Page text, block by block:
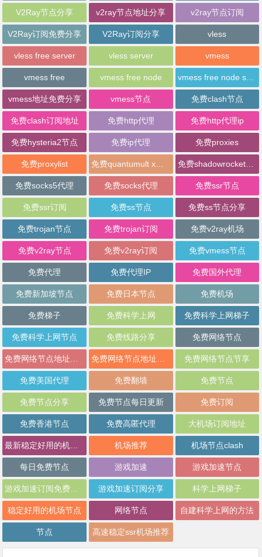
V2Ray节点分享 v2ray节点地址分享 v2ray节点订阅
V2Ray订阅免费分享 V2Ray订阅分享 vless
vless free server vless server vmess
vmess free vmess free node vmess free node sharing
vmess地址免费分享 vmess节点 免费clash节点
免费clash订阅地址 免费http代理 免费http代理ip
免费hysteria2节点 免费ip代理 免费proxies
免费proxylist 免费shadowrocket节点
免费socks5代理 免费socks代理 免费ssr节点
免费ssr订阅 免费ss节点 免费ss节点分享
免费trojan节点 免费trojan订阅 免费v2ray机场
免费v2ray节点 免费v2ray订阅 免费vmess节点
免费代理 免费代理IP 免费国外代理
免费新加坡节点 免费日本节点 免费机场
免费梯子 免费科学上网 免费科学上网梯子
免费科学上网节点 免费线路分享 免费网络节点
免费网络节点节享
免费美国代理 免费翻墙 免费节点
免费节点分享 免费节点每日更新 免费订阅
免费香港节点 免费高匿代理 大机场订阅地址
机场推荐 机场节点clash
每日免费节点 游戏加速 游戏加速节点
游戏加速订阅分享 科学上网梯子
稳定好用的机场节点 网络节点 自建科学上网的方法
节点 高速稳定ssr机场推荐